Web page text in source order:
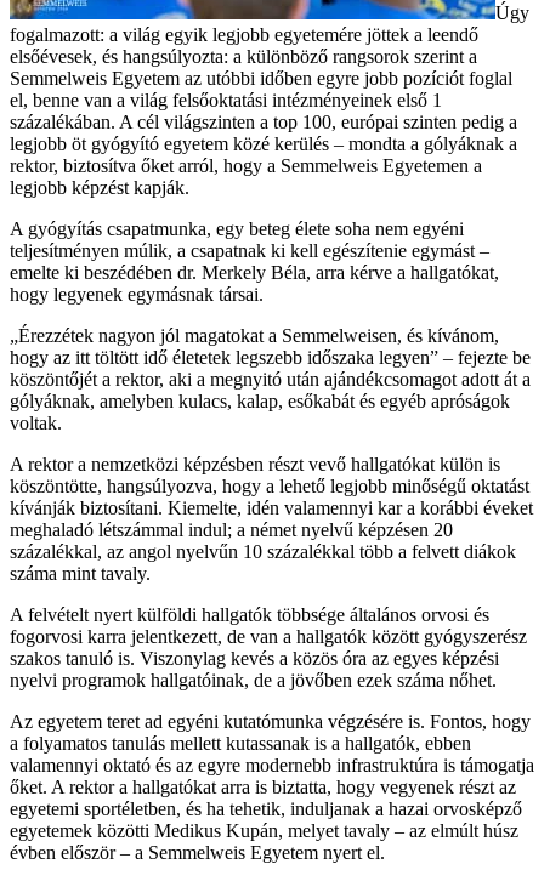
Úgy
fogalmazott: a világ egyik legjobb egyetemére jöttek a leendő
elsőévesek, és hangsúlyozta: a különböző rangsorok szerint a
Semmelweis Egyetem az utóbbi időben egyre jobb pozíciót foglal
el, benne van a világ felsőoktatási intézményeinek első 1
százalékában. A cél világszinten a top 100, európai szinten pedig a
legjobb öt gyógyító egyetem közé kerülés – mondta a gólyáknak a
rektor, biztosítva őket arról, hogy a Semmelweis Egyetemen a
legjobb képzést kapják.
A gyógyítás csapatmunka, egy beteg élete soha nem egyéni
teljesítményen múlik, a csapatnak ki kell egészítenie egymást –
emelte ki beszédében dr. Merkely Béla, arra kérve a hallgatókat,
hogy legyenek egymásnak társai.
„Érezzétek nagyon jól magatokat a Semmelweisen, és kívánom,
hogy az itt töltött idő életetek legszebb időszaka legyen” – fejezte be
köszöntőjét a rektor, aki a megnyitó után ajándékcsomagot adott át a
gólyáknak, amelyben kulacs, kalap, esőkabát és egyéb apróságok
voltak.
A rektor a nemzetközi képzésben részt vevő hallgatókat külön is
köszöntötte, hangsúlyozva, hogy a lehető legjobb minőségű oktatást
kívánják biztosítani. Kiemelte, idén valamennyi kar a korábbi éveket
meghaladó létszámmal indul; a német nyelvű képzésen 20
százalékkal, az angol nyelvűn 10 százalékkal több a felvett diákok
száma mint tavaly.
A felvételt nyert külföldi hallgatók többsége általános orvosi és
fogorvosi karra jelentkezett, de van a hallgatók között gyógyszerész
szakos tanuló is. Viszonylag kevés a közös óra az egyes képzési
nyelvi programok hallgatóinak, de a jövőben ezek száma nőhet.
Az egyetem teret ad egyéni kutatómunka végzésére is. Fontos, hogy
a folyamatos tanulás mellett kutassanak is a hallgatók, ebben
valamennyi oktató és az egyre modernebb infrastruktúra is támogatja
őket. A rektor a hallgatókat arra is biztatta, hogy vegyenek részt az
egyetemi sportéletben, és ha tehetik, induljanak a hazai orvosképző
egyetemek közötti Medikus Kupán, melyet tavaly – az elmúlt húsz
évben először – a Semmelweis Egyetem nyert el.